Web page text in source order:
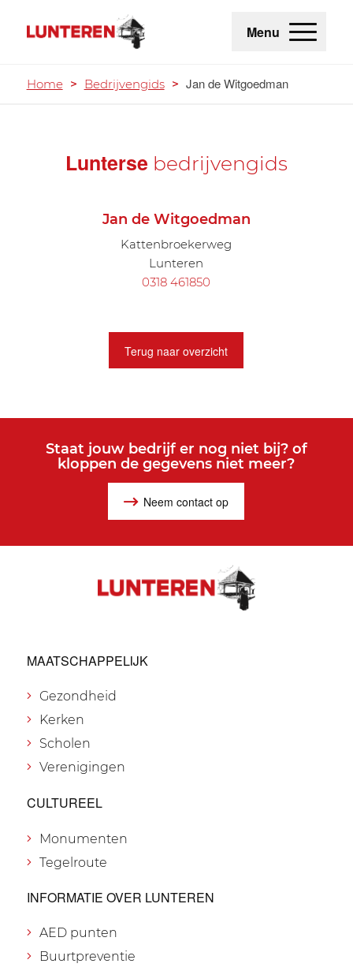
Menu
Home > Bedrijvengids > Jan de Witgoedman
Lunterse bedrijvengids
Jan de Witgoedman
Kattenbroekerweg
Lunteren
0318 461850
Terug naar overzicht
Staat jouw bedrijf er nog niet bij? of
kloppen de gegevens niet meer?
Neem contact op
MAATSCHAPPELIJK
Gezondheid
Kerken
Scholen
Verenigingen
CULTUREEL
Monumenten
Tegelroute
INFORMATIE OVER LUNTEREN
AED punten
Buurtpreventie